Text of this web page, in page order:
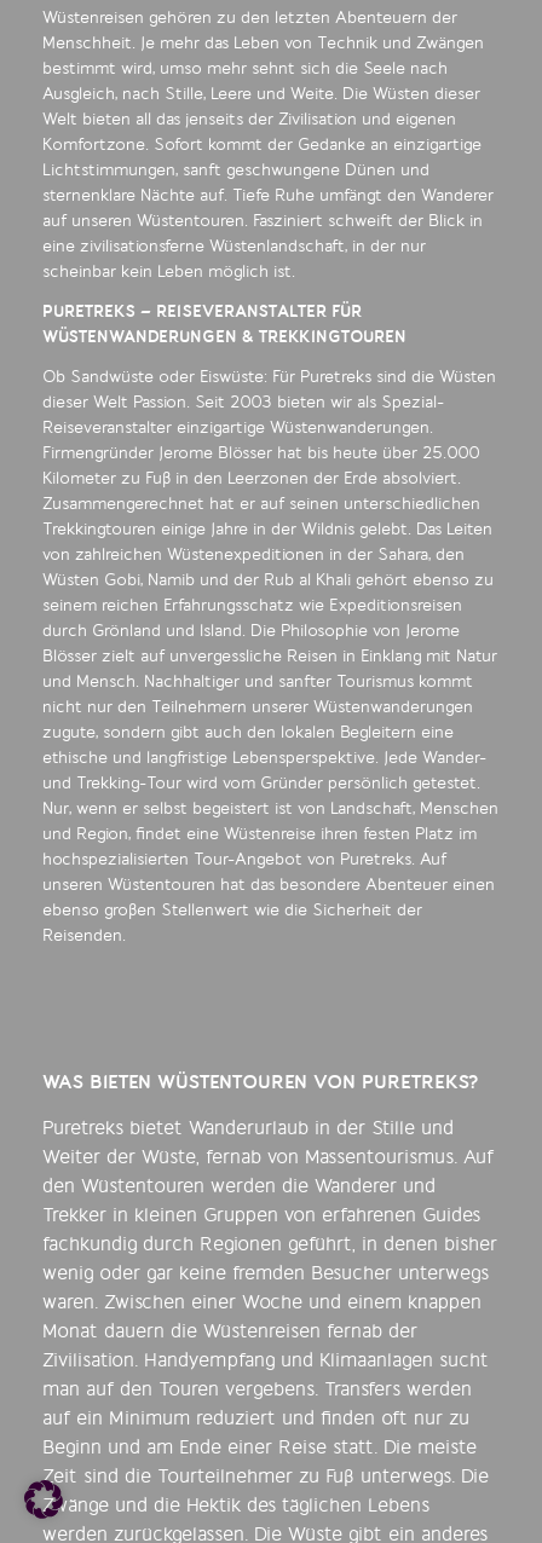
Wüstenreisen gehören zu den letzten Abenteuern der
Menschheit. Je mehr das Leben von Technik und Zwängen
bestimmt wird, umso mehr sehnt sich die Seele nach
Ausgleich, nach Stille, Leere und Weite. Die Wüsten dieser
Welt bieten all das jenseits der Zivilisation und eigenen
Komfortzone. Sofort kommt der Gedanke an einzigartige
Lichtstimmungen, sanft geschwungene Dünen und
sternenklare Nächte auf. Tiefe Ruhe umfängt den Wanderer
auf unseren Wüstentouren. Fasziniert schweift der Blick in
eine zivilisationsferne Wüstenlandschaft, in der nur
scheinbar kein Leben möglich ist.
PURETREKS – REISEVERANSTALTER FÜR
WÜSTENWANDERUNGEN & TREKKINGTOUREN
Ob Sandwüste oder Eiswüste: Für Puretreks sind die Wüsten
dieser Welt Passion. Seit 2003 bieten wir als Spezial-
Reiseveranstalter einzigartige Wüstenwanderungen.
Firmengründer Jerome Blösser hat bis heute über 25.000
Kilometer zu Fuß in den Leerzonen der Erde absolviert.
Zusammengerechnet hat er auf seinen unterschiedlichen
Trekkingtouren einige Jahre in der Wildnis gelebt. Das Leiten
von zahlreichen Wüstenexpeditionen in der Sahara, den
Wüsten Gobi, Namib und der Rub al Khali gehört ebenso zu
seinem reichen Erfahrungsschatz wie Expeditionsreisen
durch Grönland und Island. Die Philosophie von Jerome
Blösser zielt auf unvergessliche Reisen in Einklang mit Natur
und Mensch. Nachhaltiger und sanfter Tourismus kommt
nicht nur den Teilnehmern unserer Wüstenwanderungen
zugute, sondern gibt auch den lokalen Begleitern eine
ethische und langfristige Lebensperspektive. Jede Wander-
und Trekking-Tour wird vom Gründer persönlich getestet.
Nur, wenn er selbst begeistert ist von Landschaft, Menschen
und Region, findet eine Wüstenreise ihren festen Platz im
hochspezialisierten Tour-Angebot von Puretreks. Auf
unseren Wüstentouren hat das besondere Abenteuer einen
ebenso großen Stellenwert wie die Sicherheit der
Reisenden.
WAS BIETEN WÜSTENTOUREN VON PURETREKS?
Puretreks bietet Wanderurlaub in der Stille und
Weiter der Wüste, fernab von Massentourismus. Auf
den Wüstentouren werden die Wanderer und
Trekker in kleinen Gruppen von erfahrenen Guides
fachkundig durch Regionen geführt, in denen bisher
wenig oder gar keine fremden Besucher unterwegs
waren. Zwischen einer Woche und einem knappen
Monat dauern die Wüstenreisen fernab der
Zivilisation. Handyempfang und Klimaanlagen sucht
man auf den Touren vergebens. Transfers werden
auf ein Minimum reduziert und finden oft nur zu
Beginn und am Ende einer Reise statt. Die meiste
Zeit sind die Tourteilnehmer zu Fuß unterwegs. Die
Zwänge und die Hektik des täglichen Lebens
werden zurückgelassen. Die Wüste gibt ein anderes